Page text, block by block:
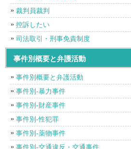
裁判員裁判
控訴したい
司法取引・刑事免責制度
事件別概要と弁護活動
事件別概要と弁護活動
事件別-暴力事件
事件別-財産事件
事件別-性犯罪
事件別-薬物事件
事件別-交通違反・交通事件